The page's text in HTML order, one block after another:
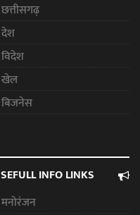
छत्तीसगढ़
देश
विदेश
खेल
बिजनेस
INFO LINKS
मनोरंजन